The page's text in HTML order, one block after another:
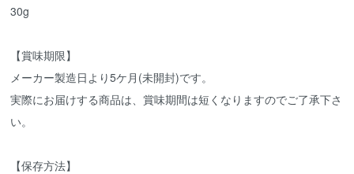
30g
【賞味期限】
メーカー製造日より5ケ月(未開封)です。
実際にお届けする商品は、賞味期間は短くなりますのでご了承下さ
い。
【保存方法】